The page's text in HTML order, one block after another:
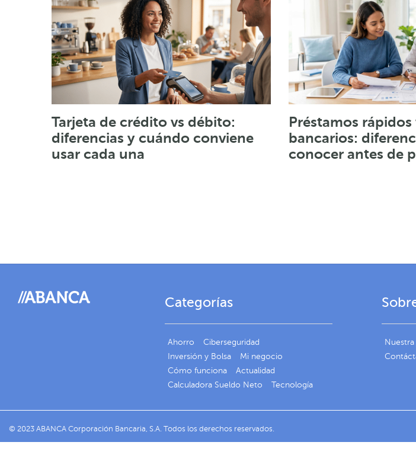
Tarjeta de crédito vs débito:
diferencias y cuándo conviene
usar cada una
Préstamos
bancarios:
conocer antes de
Categorías
Ahorro
Ciberseguridad
Inversión y Bolsa
Mi negocio
Cómo funciona
Actualidad
Calculadora Sueldo Neto
Tecnología
© 2023 ABANCA Corporación Bancaria, S.A. Todos los derechos reservados.